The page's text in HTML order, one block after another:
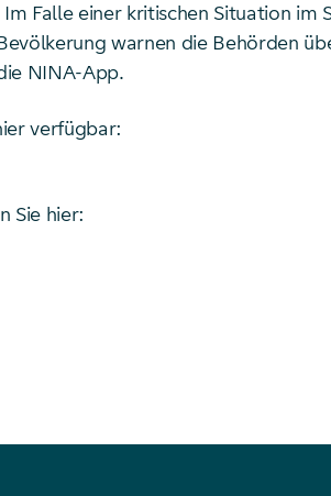
Falle einer kritischen Situation im
warnen die Behörden
NINA-App.
verfügbar:
Sie hier: